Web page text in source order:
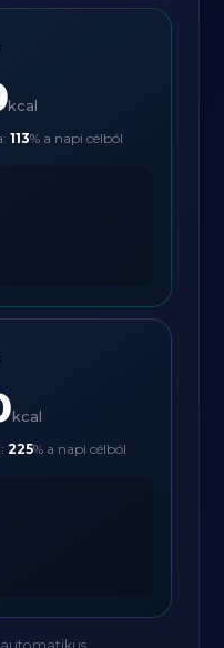
kcal
113% a napi célból
kcal
225% a napi célból